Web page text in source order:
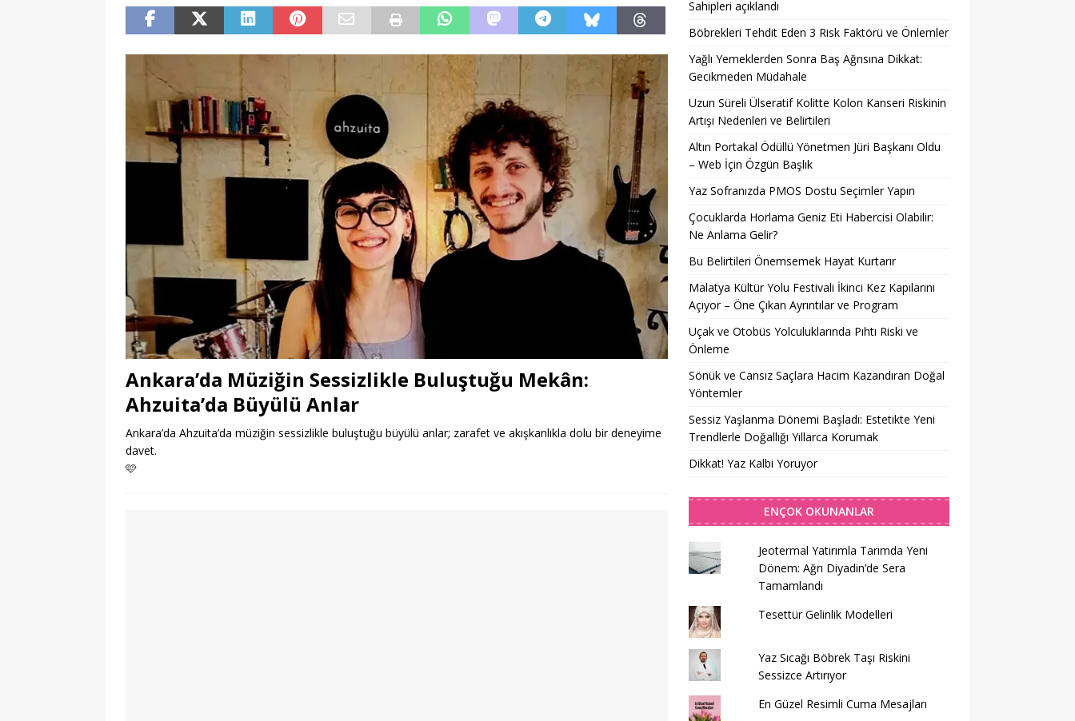
Ankara’da Müziğin Sessizlikle Buluştuğu Mekân:
Ahzuita’da Büyülü Anlar
Ankara’da Ahzuita’da müziğin sessizlikle buluştuğu büyülü anlar; zarafet ve akışkanlıkla dolu bir deneyime
davet.
🩷
Sahipleri açıklandı
Böbrekleri Tehdit Eden 3 Risk Faktörü ve Önlemler
Yağlı Yemeklerden Sonra Baş Ağrısına Dikkat:
Gecikmeden Müdahale
Uzun Süreli Ülseratif Kolitte Kolon Kanseri Riskinin
Artışı Nedenleri ve Belirtileri
Altın Portakal Ödüllü Yönetmen Jüri Başkanı Oldu
– Web İçin Özgün Başlık
Yaz Sofranızda PMOS Dostu Seçimler Yapın
Çocuklarda Horlama Geniz Eti Habercisi Olabilir:
Ne Anlama Gelir?
Bu Belirtileri Önemsemek Hayat Kurtarır
Malatya Kültür Yolu Festivali İkinci Kez Kapılarını
Açıyor – Öne Çıkan Ayrıntılar ve Program
Uçak ve Otobüs Yolculuklarında Pıhtı Riski ve
Önleme
Sönük ve Cansız Saçlara Hacim Kazandıran Doğal
Yöntemler
Sessiz Yaşlanma Dönemi Başladı: Estetikte Yeni
Trendlerle Doğallığı Yıllarca Korumak
Dikkat! Yaz Kalbi Yoruyor
ENÇOK OKUNANLAR
Jeotermal Yatırımla Tarımda Yeni
Dönem: Ağrı Diyadin’de Sera
Tamamlandı
Tesettür Gelinlik Modelleri
Yaz Sıcağı Böbrek Taşı Riskini
Sessizce Artırıyor
En Güzel Resimli Cuma Mesajları